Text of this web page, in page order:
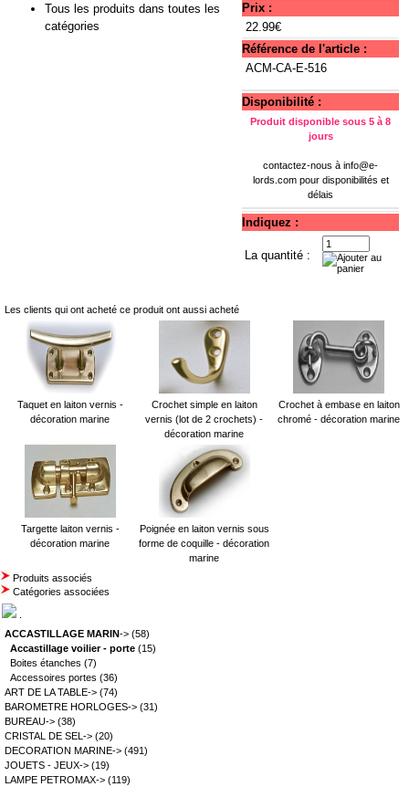
Tous les produits dans toutes les
catégories
Prix :
22.99€
Référence de l'article :
ACM-CA-E-516
Disponibilité :
Produit disponible sous 5 à 8
jours
contactez-nous à info@e-
lords.compour disponibilités et
délais
Indiquez :
La quantité :
Les clients qui ont acheté ce produit ont aussi acheté
Taquet en laiton vernis -
décoration marine
Crochet simple en laiton
vernis (lot de 2 crochets) -
décoration marine
Crochet à embase en laiton
chromé - décoration marine
Targette laiton vernis -
décoration marine
Poignée en laiton vernis sous
forme de coquille - décoration
marine
Produits associés
Catégories associées
ACCASTILLAGE MARIN-> (58)
Accastillage voilier - porte (15)
Boites étanches (7)
Accessoires portes (36)
ART DE LA TABLE-> (74)
BAROMETRE HORLOGES-> (31)
BUREAU-> (38)
CRISTAL DE SEL-> (20)
DECORATION MARINE-> (491)
JOUETS - JEUX-> (19)
LAMPE PETROMAX-> (119)